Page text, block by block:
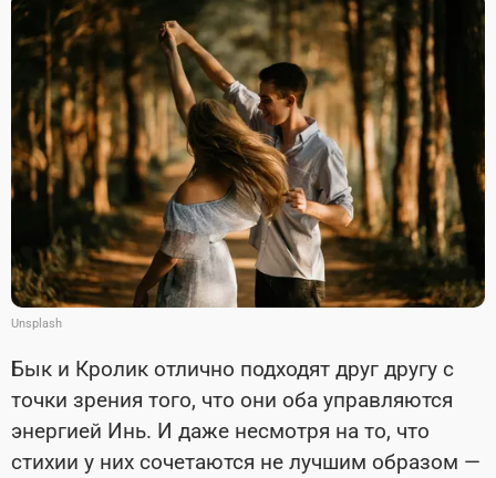
Unsplash
Бык и Кролик отлично подходят друг другу с
точки зрения того, что они оба управляются
энергией Инь. И даже несмотря на то, что
стихии у них сочетаются не лучшим образом —